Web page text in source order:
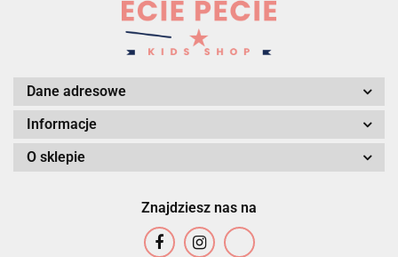
Dane adresowe
Informacje
O sklepie
Znajdziesz nas na